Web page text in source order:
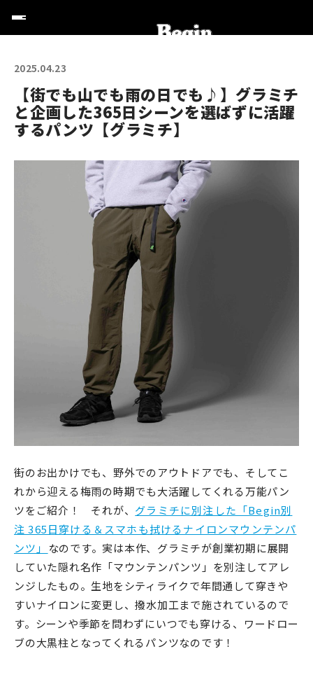
2025.04.23
【街でも山でも雨の日でも♪】グラミチ
と企画した365日シーンを選ばずに活躍
するパンツ【グラミチ】
街のお出かけでも、野外でのアウトドアでも、そしてこ
れから迎える梅雨の時期でも大活躍してくれる万能パン
ツをご紹介！ それが、 グラミチに別注した「Begin別
注 365日穿ける＆スマホも拭けるナイロンマウンテンパ
ンツ」
なのです。実は本作、 グラミチが創業初期に展開
していた隠れ名作「マウンテンパンツ」を別注してアレ
ンジしたもの。生地をシティライクで年間通して穿きや
すいナイロンに変更し、撥水加工まで施されているので
す。シーンや季節を問わずにいつでも穿ける、ワードロー
ブの大黒柱となってくれるパンツなのです！